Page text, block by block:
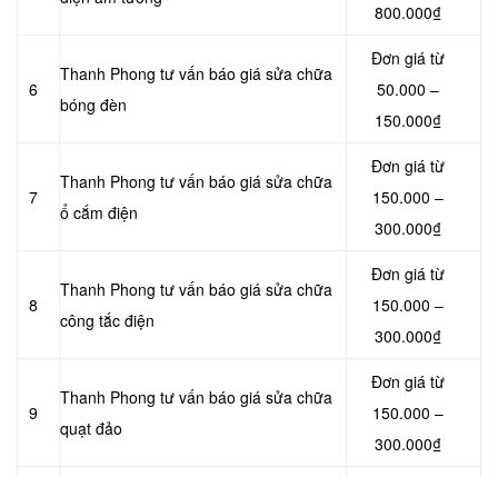
800.000₫
6
Thanh Phong tư vấn báo giá sửa chữa
bóng đèn
Đơn giá từ
50.000 –
150.000₫
7
Thanh Phong tư vấn báo giá sửa chữa
ổ cắm điện
Đơn giá từ
150.000 –
300.000₫
8
Thanh Phong tư vấn báo giá sửa chữa
công tắc điện
Đơn giá từ
150.000 –
300.000₫
9
Thanh Phong tư vấn báo giá sửa chữa
quạt đảo
Đơn giá từ
150.000 –
300.000₫